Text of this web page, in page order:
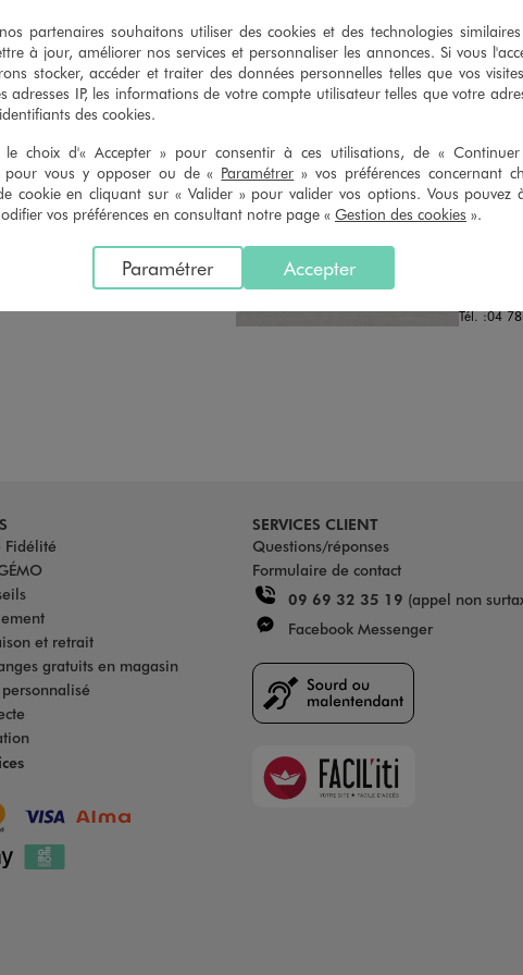
MAGASIN CHOISI
VOIR LA FICHE
Distance :
19.8 Km GEMO
OUVERT
38230
Tél. :04
Fidélité
et retrait
gratuits en magasin
SERVICES CLIENT
Questions/réponses
Formulaire de contact
09 69 32 35 19 (appel non
Facebook Messenger
Faciliti
partenaires souhaitons utiliser des cookies et des technologies
à jour, améliorer nos services et personnaliser les annonces. Si vous
stocker, accéder et traiter des données personnelles telles que vos
adresses IP, les informations de votre compte utilisateur telles que votre
des cookies.
le choix d'« Accepter » pour consentir à ces utilisations, de « Continuer
pour vous y opposer ou de « Paramétrer » vos préférences concernant
cookie en cliquant sur « Valider » pour valider vos options. Vous pouvez
vos préférences en consultant notre page « Gestion des cookies ».
Accepter
Paramétrer